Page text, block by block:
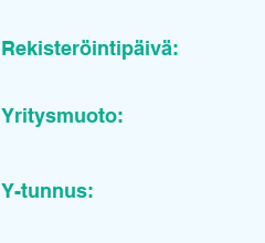
Rekisteröintipäivä:
Yritysmuoto:
Y-tunnus: